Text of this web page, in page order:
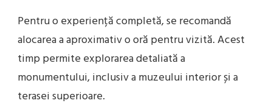
Pentru o experiență completă, se recomandă
alocarea a aproximativ o oră pentru vizită. Acest
timp permite explorarea detaliată a
monumentului, inclusiv a muzeului interior și a
terasei superioare.